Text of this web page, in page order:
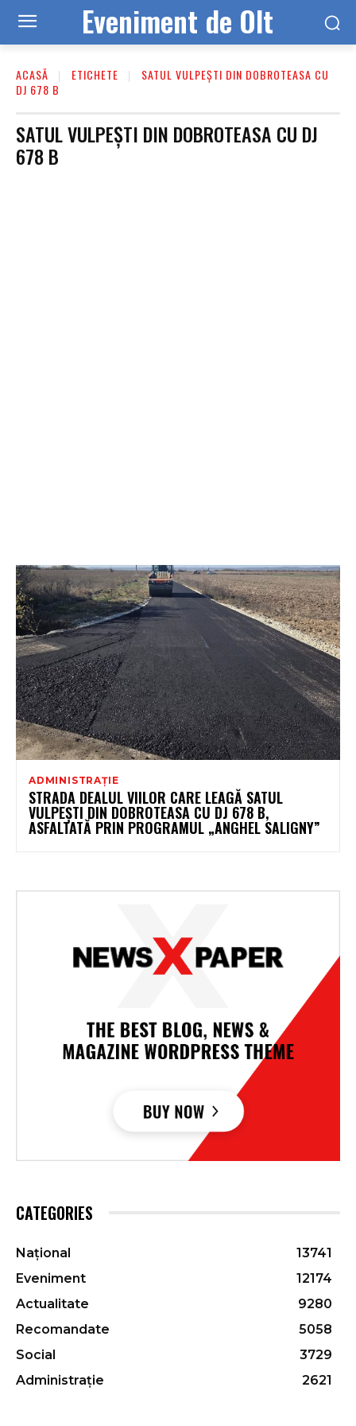
Eveniment de Olt
ACASĂ ETICHETE
SATUL VULPEȘTI DIN DOBROTEASA CU
DJ 678 B
SATUL VULPEȘTI DIN DOBROTEASA CU DJ
678 B
ADMINISTRAȚIE
STRADA DEALUL VIILOR CARE LEAGĂ SATUL
VULPEȘTI DIN DOBROTEASA CU DJ 678 B,
ASFALTATĂ PRIN PROGRAMUL „ANGHEL SALIGNY”
CATEGORIES
Național
13741
Eveniment
12174
Actualitate
9280
Recomandate
5058
Social
3729
Administrație
2621